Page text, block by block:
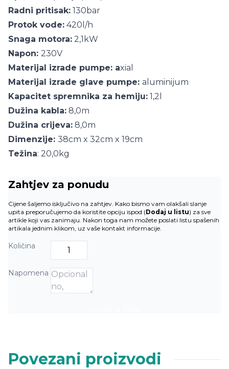
Radni pritisak: 130bar
Protok vode: 420l/h
Snaga motora: 2,1kW
Napon: 230V
Materijal izrade pumpe: axial
Materijal izrade glave pumpe: aluminijum
Kapacitet spremnika za hemiju: 1,2l
Dužina kabla: 8,0m
Dužina crijeva: 8,0m
Dimenzije: 38cm x 32cm x 19cm
Težina: 20,0kg
Zahtjev za ponudu
Cijene šaljemo isključivo na zahtjev. Kako bismo vam olakšali slanje
upita preporučujemo da koristite opciju ispod (Dodaj u listu) za sve
artikle koji vas zanimaju. Nakon toga nam možete poslati listu spašenih
artikala jednim klikom, uz vaše kontakt informacije.
Količina
Napomena
Povezani proizvodi